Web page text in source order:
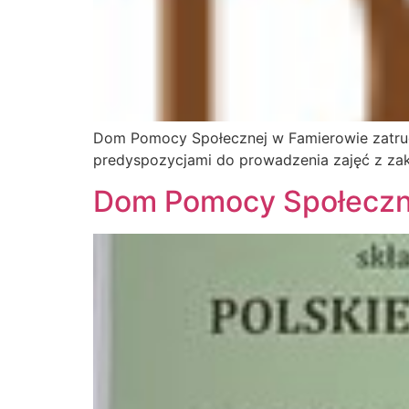
Dom Pomocy Społecznej w Famierowie
predyspozycjami do prowadzenia zajęć z
Dom Pomocy